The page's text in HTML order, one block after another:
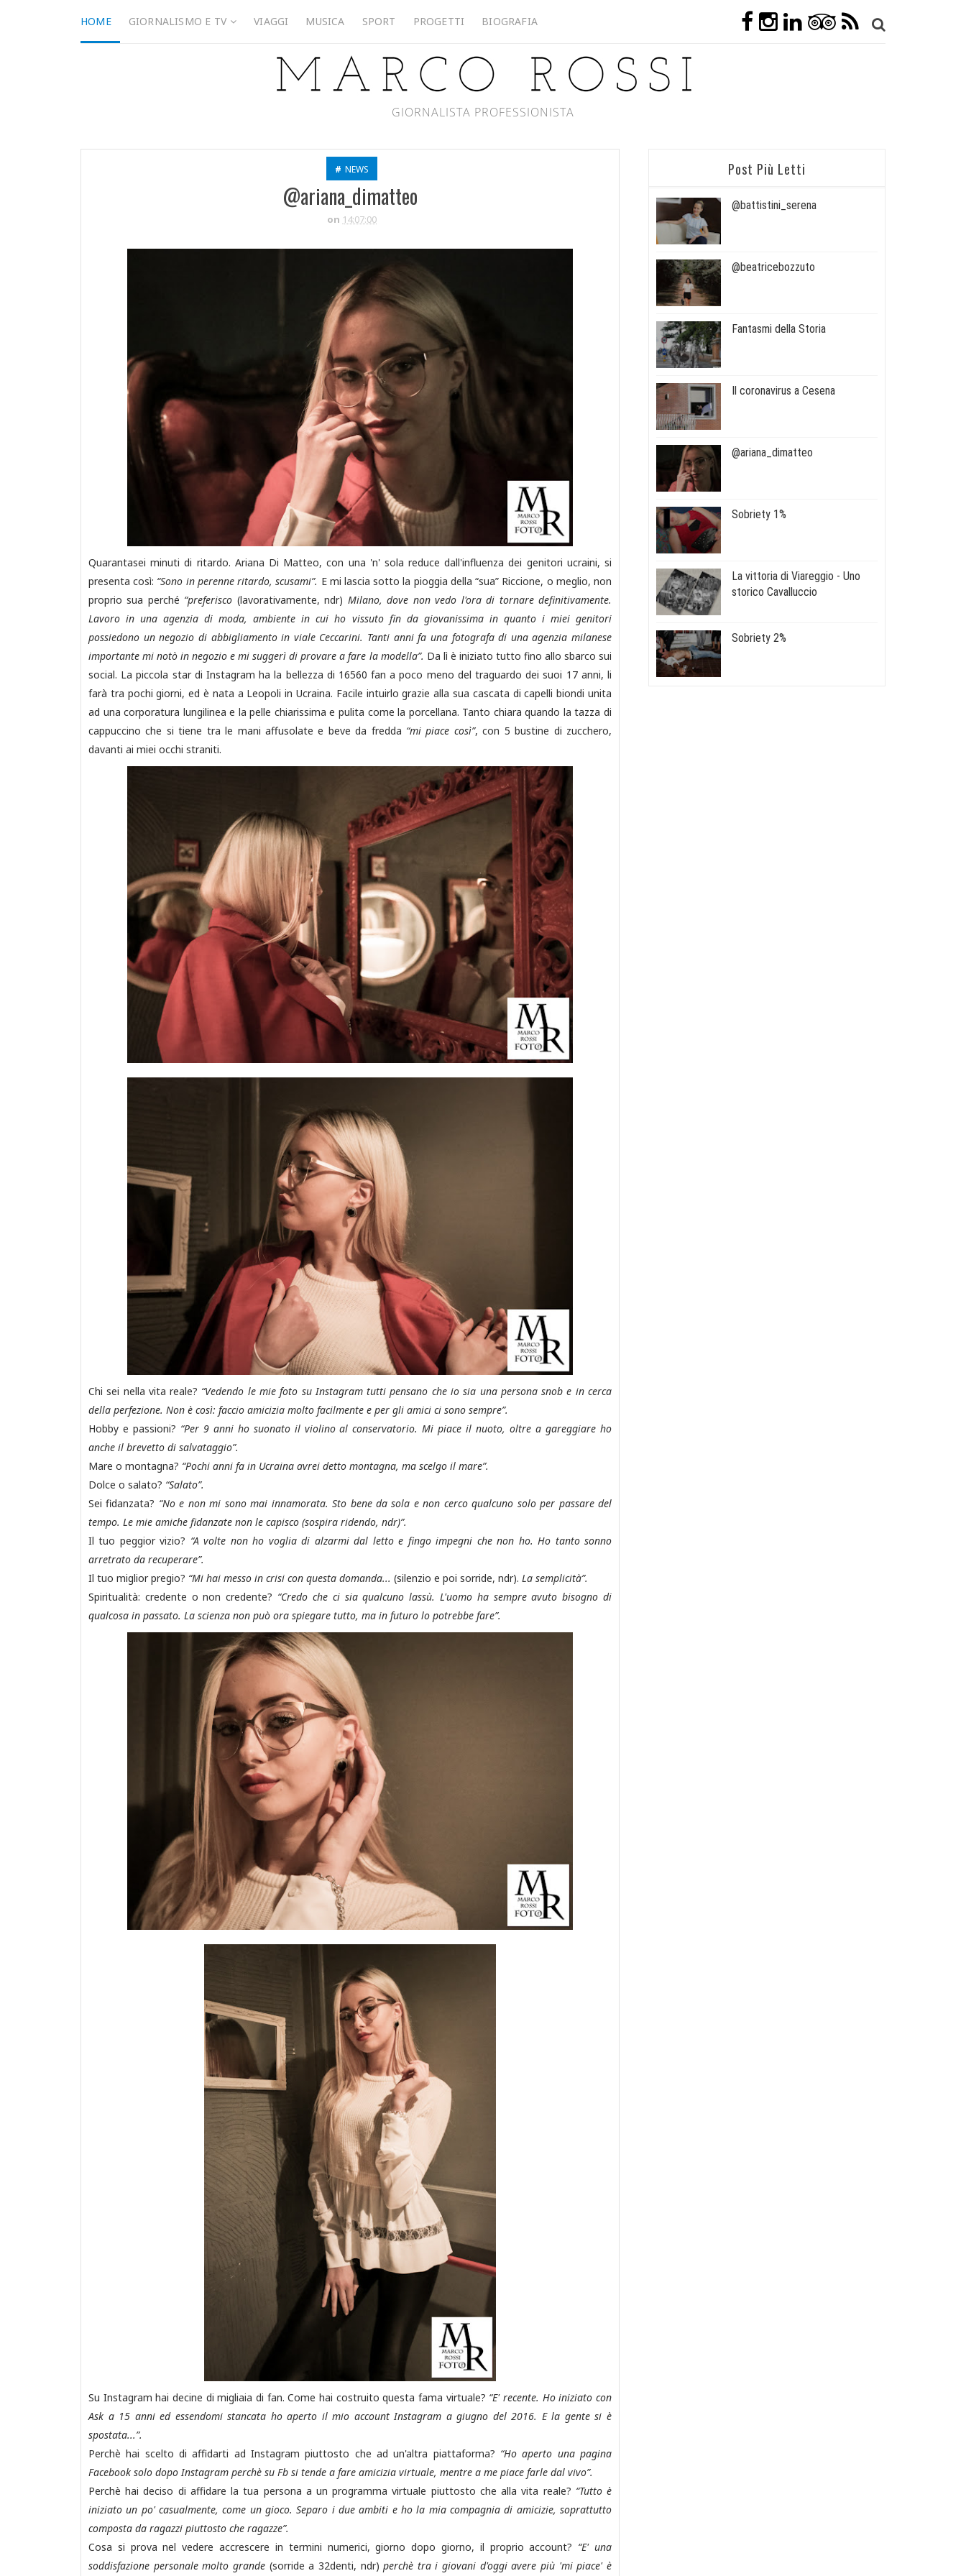
HOME GIORNALISMO E TV VIAGGI MUSICA SPORT PROGETTI BIOGRAFIA
GIORNALISTA PROFESSIONISTA
# NEWS
@ariana_dimatteo
on 14:07:00
Quarantasei minuti di ritardo. Ariana Di Matteo, con una 'n' sola reduce dall'influenza dei genitori ucraini, si
presenta così: “Sono in perenne ritardo, scusami”. E mi lascia sotto la pioggia della “sua” Riccione, o meglio, non
proprio sua perché “preferisco (lavorativamente, ndr) Milano, dove non vedo l'ora di tornare definitivamente.
Lavoro in una agenzia di moda, ambiente in cui ho vissuto fin da giovanissima in quanto i miei genitori
possiedono un negozio di abbigliamento in viale Ceccarini. Tanti anni fa una fotografa di una agenzia milanese
importante mi notò in negozio e mi suggerì di provare a fare la modella”. Da lì è iniziato tutto fino allo sbarco sui
social. La piccola star di Instagram ha la bellezza di 16560 fan a poco meno del traguardo dei suoi 17 anni, li
farà tra pochi giorni, ed è nata a Leopoli in Ucraina. Facile intuirlo grazie alla sua cascata di capelli biondi unita
ad una corporatura lungilinea e la pelle chiarissima e pulita come la porcellana. Tanto chiara quando la tazza di
cappuccino che si tiene tra le mani affusolate e beve da fredda “mi piace così”, con 5 bustine di zucchero,
davanti ai miei occhi straniti.
Chi sei nella vita reale? “Vedendo le mie foto su Instagram tutti pensano che io sia una persona snob e in cerca
della perfezione. Non è così: faccio amicizia molto facilmente e per gli amici ci sono sempre”.
Hobby e passioni? “Per 9 anni ho suonato il violino al conservatorio. Mi piace il nuoto, oltre a gareggiare ho
anche il brevetto di salvataggio”.
Mare o montagna? “Pochi anni fa in Ucraina avrei detto montagna, ma scelgo il mare”.
Dolce o salato? “Salato”.
Sei fidanzata? “No e non mi sono mai innamorata. Sto bene da sola e non cerco qualcuno solo per passare del
tempo. Le mie amiche fidanzate non le capisco (sospira ridendo, ndr)”.
Il tuo peggior vizio? “A volte non ho voglia di alzarmi dal letto e fingo impegni che non ho. Ho tanto sonno
arretrato da recuperare”.
Il tuo miglior pregio? “Mi hai messo in crisi con questa domanda... (silenzio e poi sorride, ndr). La semplicità”.
Spiritualità: credente o non credente? “Credo che ci sia qualcuno lassù. L'uomo ha sempre avuto bisogno di
qualcosa in passato. La scienza non può ora spiegare tutto, ma in futuro lo potrebbe fare”.
Su Instagram hai decine di migliaia di fan. Come hai costruito questa fama virtuale? “E' recente. Ho iniziato con
Ask a 15 anni ed essendomi stancata ho aperto il mio account Instagram a giugno del 2016. E la gente si è
spostata...”.
Perchè hai scelto di affidarti ad Instagram piuttosto che ad un'altra piattaforma? “Ho aperto una pagina
Facebook solo dopo Instagram perchè su Fb si tende a fare amicizia virtuale, mentre a me piace farle dal vivo”.
Perchè hai deciso di affidare la tua persona a un programma virtuale piuttosto che alla vita reale? “Tutto è
iniziato un po' casualmente, come un gioco. Separo i due ambiti e ho la mia compagnia di amicizie, soprattutto
composta da ragazzi piuttosto che ragazze”.
Cosa si prova nel vedere accrescere in termini numerici, giorno dopo giorno, il proprio account? “E' una
soddisfazione personale molto grande(sorride a 32denti, ndr)perchè tra i giovani d'oggi avere più 'mi piace' è
Post Più Letti
@battistini_serena
@beatricebozzuto
Fantasmi della Storia
Il coronavirus a Cesena
@ariana_dimatteo
Sobriety 1%
La vittoria di Viareggio - Uno
storico Cavalluccio
Sobriety 2%